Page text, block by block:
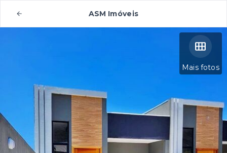
ASM Imóveis
Mais fotos